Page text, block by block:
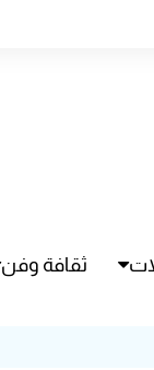
ثقافة وفن